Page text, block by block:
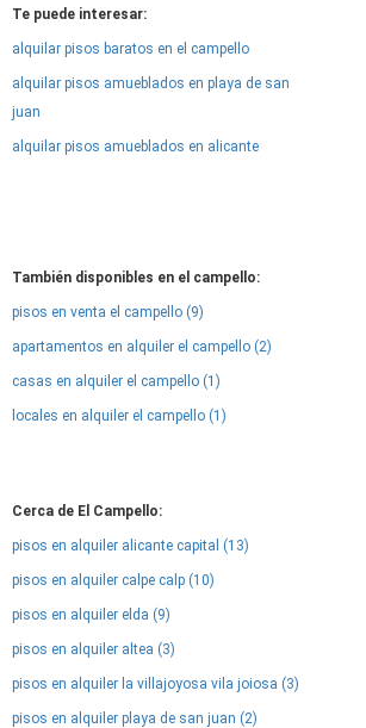
Te puede interesar:
alquilar pisos baratos en el campello
alquilar pisos amueblados en playa de san
juan
alquilar pisos amueblados en alicante
También disponibles en el campello:
pisos en venta el campello (9)
apartamentos en alquiler el campello (2)
casas en alquiler el campello (1)
locales en alquiler el campello (1)
Cerca de El Campello:
pisos en alquiler alicante capital (13)
pisos en alquiler calpe calp (10)
pisos en alquiler elda (9)
pisos en alquiler altea (3)
pisos en alquiler la villajoyosa vila joiosa (3)
pisos en alquiler playa de san juan (2)